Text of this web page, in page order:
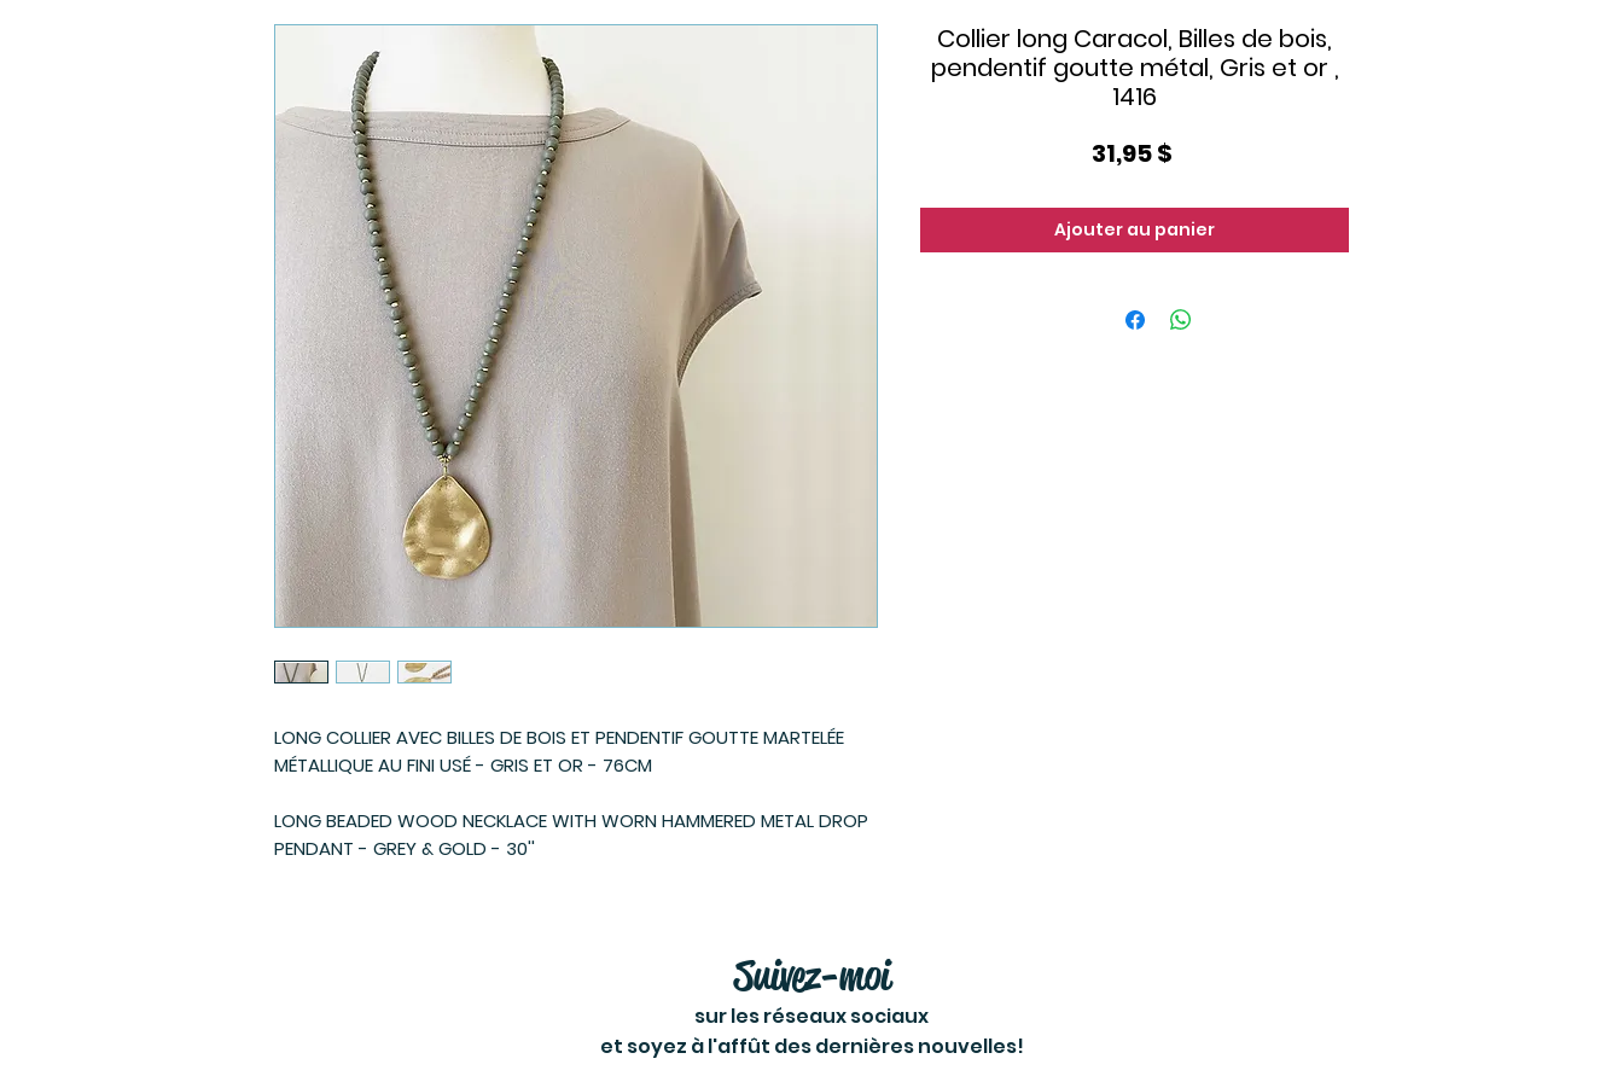
LONG COLLIER AVEC BILLES DE BOIS ET PENDENTIF GOUTTE MARTELÉE
MÉTALLIQUE AU FINI USÉ - GRIS ET OR - 76CM
LONG BEADED WOOD NECKLACE WITH WORN HAMMERED METAL DROP
PENDANT - GREY & GOLD - 30''
Collier long Caracol, Billes de bois,
pendentif goutte métal, Gris et or ,
1416
31,95 $Prix
Ajouter au panier
Suivez-moi
sur les réseaux sociaux
et soyez à l'affût des dernières nouvelles!